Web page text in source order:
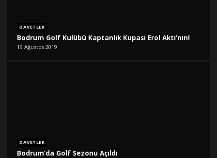
DAVETLER
Bodrum Golf Kulübü Kaptanlık Kupası Erol Aktı’nın!
19 Ağustos 2019
DAVETLER
Bodrum’da Golf Sezonu Açıldı